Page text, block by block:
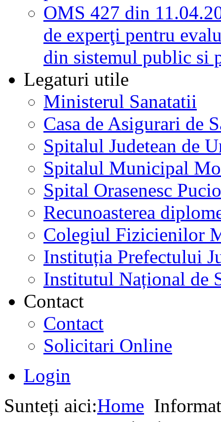
OMS 427 din
de experţi pentru
din sistemul public si
Legaturi utile
Ministerul Sanatatii
Casa de Asigurari de
Spitalul Judetean de
Spitalul Municipal
Spital Orasenesc
Recunoasterea
Colegiul Fizicienilor
Instituția Prefectului
Institutul Național de
Contact
Contact
Solicitari Online
Login
Sunteți aici:Home